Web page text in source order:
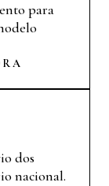
para
dos
nacional.